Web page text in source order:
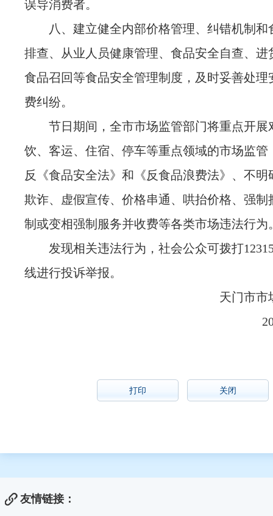
误导消费者。
八、建立健全内部价格管理、纠错机制和
排查、从业人员健康管理、食品安全自查、进
食品召回等食品安全管理制度，及时妥善处理
费纠纷。
节日期间，全市市场监管部门将重点开展
饮、客运、住宿、停车等重点领域的市场监管
反《食品安全法》和《反食品浪费法》、不明
欺诈、虚假宣传、价格串通、哄抬价格、强制
制或变相强制服务并收费等各类市场违法行为
发现相关违法行为， 社会公众可拨打
线进行投诉举报。
天门市市
打印 关闭
友情链接：